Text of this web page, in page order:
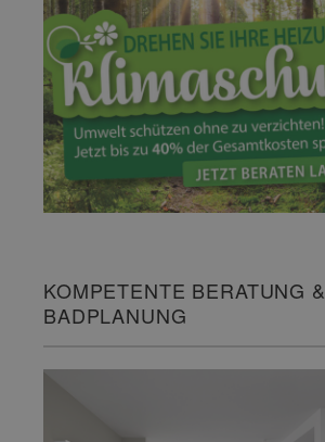
KOMPETENTE BERATUNG &
BADPLANUNG